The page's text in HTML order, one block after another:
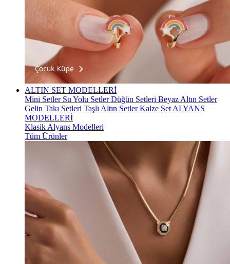
ALTIN SET MODELLERİ
Mini Setler Su Yolu SetlerDüğün Setleri Beyaz Altın Setler
Gelin Takı Setleri Taşlı Altın SetlerKalze Set ALYANS
MODELLERİ
Klasik Alyans Modelleri
Tüm Ürünler